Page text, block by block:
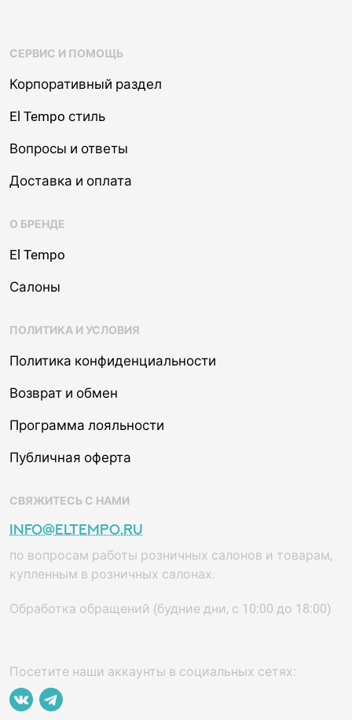
СЕРВИС И ПОМОЩЬ
Корпоративный раздел
El Tempo стиль
Вопросы и ответы
Доставка и оплата
О БРЕНДЕ
El Tempo
Салоны
ПОЛИТИКА И УСЛОВИЯ
Политика конфиденциальности
Возврат и обмен
Программа лояльности
Публичная оферта
СВЯЖИТЕСЬ С НАМИ
info@eltempo.ru
по вопросам работы розничных салонов и товарам,
купленным в розничных салонах.
Обработка обращений (будние дни, с 10:00 до 18:00)
Посетите наши аккаунты в социальных сетях: